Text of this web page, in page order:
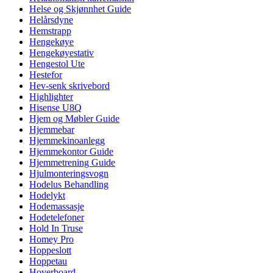
Helse og Skjønnhet Guide
Helårsdyne
Hemstrapp
Hengekøye
Hengekøyestativ
Hengestol Ute
Hestefor
Hev-senk skrivebord
Highlighter
Hisense U8Q
Hjem og Møbler Guide
Hjemmebar
Hjemmekinoanlegg
Hjemmekontor Guide
Hjemmetrening Guide
Hjulmonteringsvogn
Hodelus Behandling
Hodelykt
Hodemassasje
Hodetelefoner
Hold In Truse
Homey Pro
Hoppeslott
Hoppetau